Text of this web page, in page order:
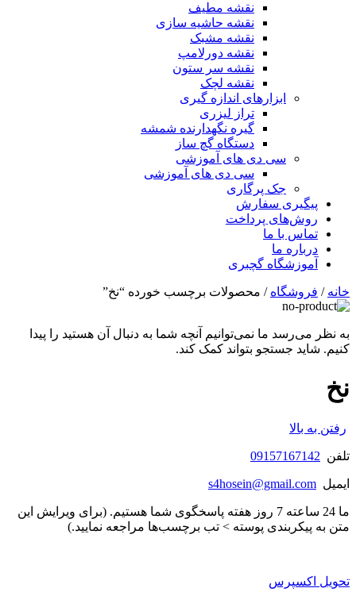
نقشه مطیف
نقشه حاشیه سازی
نقشه مشبک
نقشه دورلامپ
نقشه سر ستون
نقشه لچک
ابزارهای اندازه گیری
تراز لیزری
گیره نگهدارنده شمشه
دستگاه گچ ساز
سی دی های آموزشی
سی دی های آموزشی
جک پرگاری
پیگیری سفارش
روش‌های پرداخت
تماس با ما
درباره ما
آموزشگاه گچبری
خانه / فروشگاه / محصولات برچسب خورده “نخ”
به نظر می‌رسد ما نمی‌توانیم آنچه شما به دنبال آن هستید را پیدا
کنیم. شاید جستجو بتواند کمک کند.
نخ
رفتن به بالا
تلفن 09157167142
ایمیل s4hosein@gmail.com
ما 24 ساعته 7 روز هفته پاسخگوی شما هستیم. (برای ویرایش این
متن به پیکربندی پوسته > تب برچسب‌ها مراجعه نمایید.)
تحویل اکسپرس